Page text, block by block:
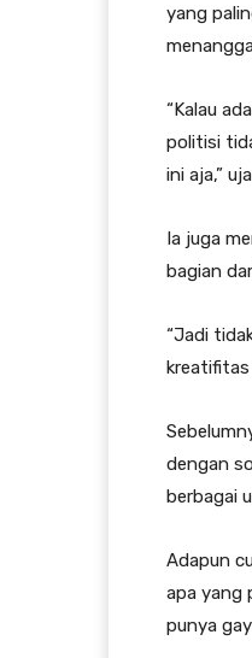
yang
“Kalau
politisi
ini aja,”
Ia juga
bagian
“Jadi
kreatifitas
dengan
berbagai
Adapun
apa yang
punya